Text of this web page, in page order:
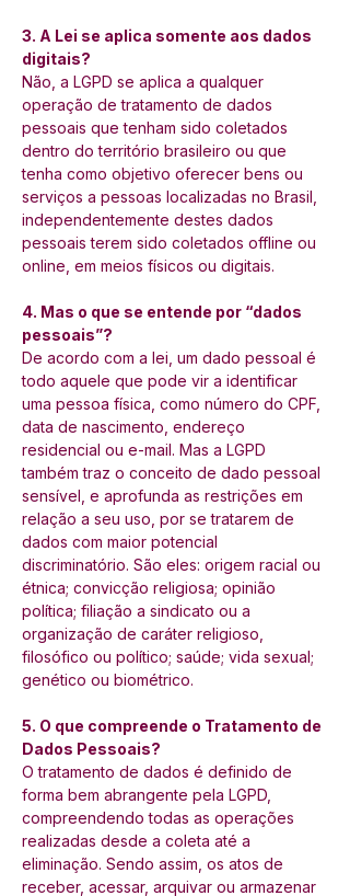
3. A Lei se aplica somente aos dados
digitais?
Não, a LGPD se aplica a qualquer
operação de tratamento de dados
pessoais que tenham sido coletados
dentro do território brasileiro ou que
tenha como objetivo oferecer bens ou
serviços a pessoas localizadas no Brasil,
independentemente destes dados
pessoais terem sido coletados offline ou
online, em meios físicos ou digitais.
4. Mas o que se entende por “dados
pessoais”?
De acordo com a lei, um dado pessoal é
todo aquele que pode vir a identificar
uma pessoa física, como número do CPF,
data de nascimento, endereço
residencial ou e-mail. Mas a LGPD
também traz o conceito de dado pessoal
sensível, e aprofunda as restrições em
relação a seu uso, por se tratarem de
dados com maior potencial
discriminatório. São eles: origem racial ou
étnica; convicção religiosa; opinião
política; filiação a sindicato ou a
organização de caráter religioso,
filosófico ou político; saúde; vida sexual;
genético ou biométrico.
5. O que compreende o Tratamento de
Dados Pessoais?
O tratamento de dados é definido de
forma bem abrangente pela LGPD,
compreendendo todas as operações
realizadas desde a coleta até a
eliminação. Sendo assim, os atos de
receber, acessar, arquivar ou armazenar